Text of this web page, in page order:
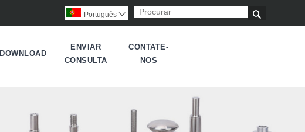

Português 
DOWNLOAD
ENVIAR
CONSULTA
CONTATE-
NOS